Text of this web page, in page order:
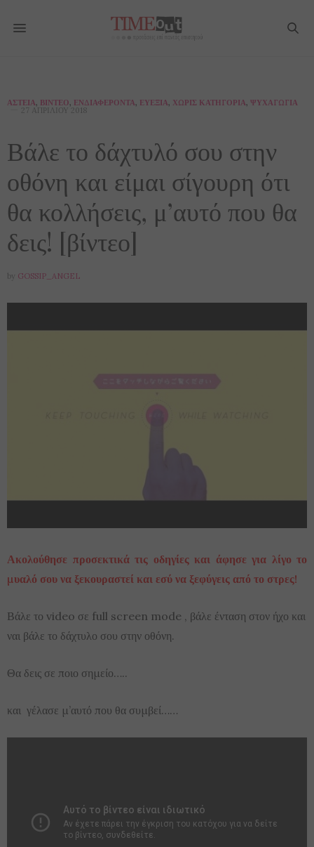
ΑΣΤΕΊΑ, ΒΊΝΤΕΟ, ΕΝΔΙΑΦΈΡΟΝΤΑ, ΕΥΕΞΊΑ, ΧΩΡΊΣ ΚΑΤΗΓΟΡΊΑ, ΨΥΧΑΓΩΓΊΑ
27 ΑΠΡΙΛΊΟΥ 2018
Βάλε το δάχτυλό σου στην
οθόνη και είμαι σίγουρη ότι
θα κολλήσεις, μ’αυτό που θα
δεις! [βίντεο]
by GOSSIP_ANGEL
Ακολούθησε προσεκτικά τις οδηγίες και άφησε για λίγο το
μυαλό σου να ξεκουραστεί και εσύ να ξεφύγεις από το στρες!
Βάλε το video σε full screen mode , βάλε ένταση στον ήχο και
ναι βάλε το δάχτυλο σου στην οθόνη.
Θα δεις σε ποιο σημείο…..
και γέλασε μ’αυτό που θα συμβεί……